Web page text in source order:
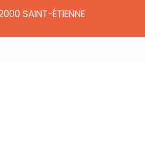
SAINT-ÉTIENNE